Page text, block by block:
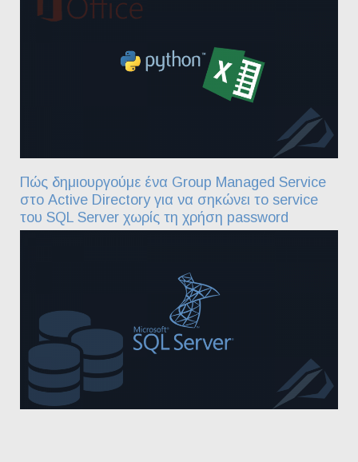
Πώς δημιουργούμε ένα Group Managed Service
στο Active Directory για να σηκώνει το service
του SQL Server χωρίς τη χρήση password